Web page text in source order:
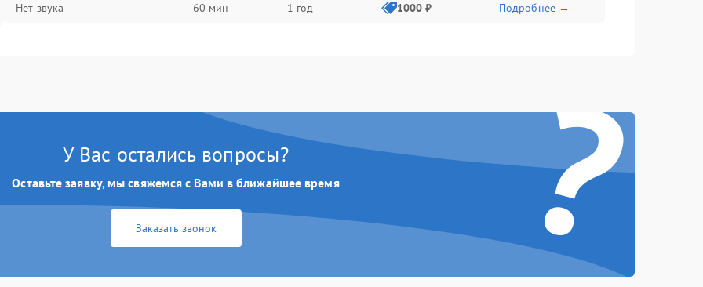
Нет звука 60 мин 1 год 1000 ₽ Подробнее →
?
У Вас остались вопросы?
Оставьте заявку, мы свяжемся с Вами в ближайшее время
Заказать звонок